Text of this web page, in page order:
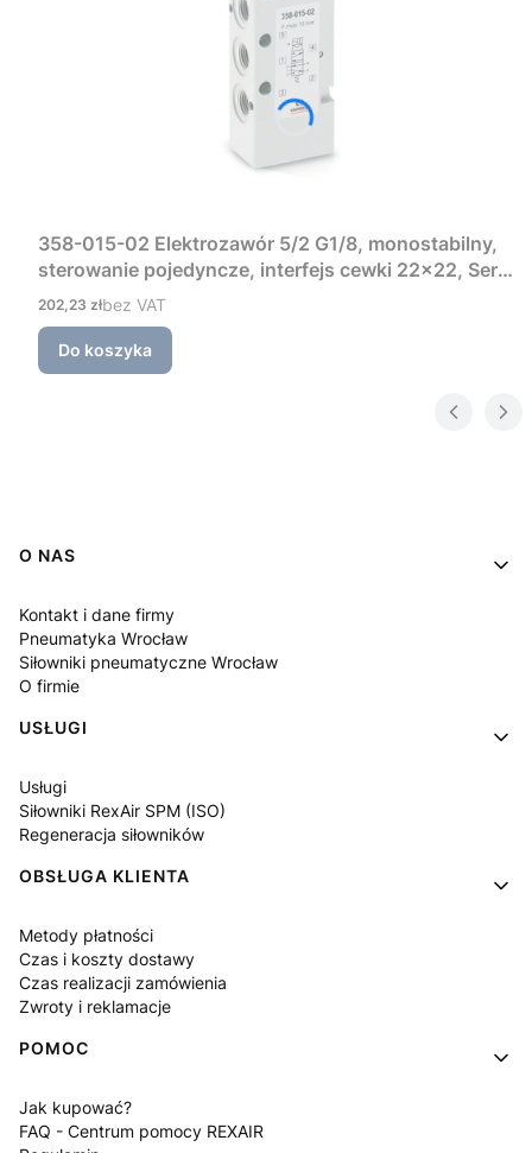
358-015-02 Elektrozawór 5/2 G1/8, monostabilny,
sterowanie pojedyncze, interfejs cewki 22×22, Seria
3 Camozzi
Cena
202,23 złbez VAT
Do koszyka
Linki w stopce
O NAS
Kontakt i dane firmy
Pneumatyka Wrocław
Siłowniki pneumatyczne Wrocław
O firmie
USŁUGI
Usługi
Siłowniki RexAir SPM (ISO)
Regeneracja siłowników
OBSŁUGA KLIENTA
Metody płatności
Czas i koszty dostawy
Czas realizacji zamówienia
Zwroty i reklamacje
POMOC
Jak kupować?
FAQ - Centrum pomocy REXAIR